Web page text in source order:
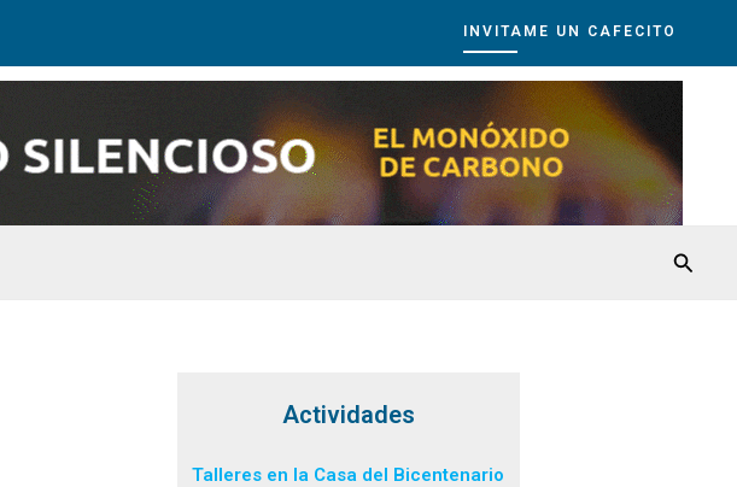
INVITAME UN CAFECITO
Actividades
Talleres en la Casa del Bicentenario